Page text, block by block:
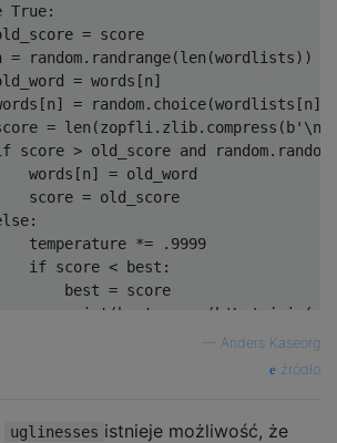
True:
= score
= random. randrange(len (wordlists))
= words [n]
[n] = random. choice(wordlists [n])
= len (zopfli . zlib. compress ( b'\n'
score > old_score and random. random
words
[n] = old_word
score
= old_score
:
temperature
*= . 9999
if score < best :
best
= score
print (best (b '\n' join (
Anders Kaseorg
źródło
uglinesses istnieje możliwość, że